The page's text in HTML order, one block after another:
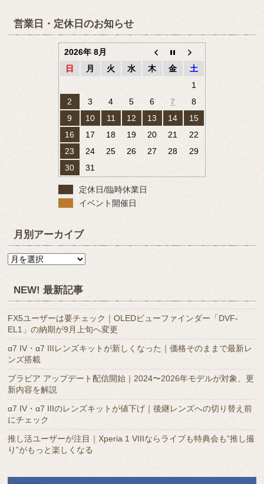
営業日・定休日のお知らせ
2026年 8月
日
月 火 水 木 金
土
1
2
3 4 5 6 7
8
9
10 11 12 13 14
15
16
17 18 19 20 21
22
23
24 25 26 27 28
29
30
31
定休日/臨時休業日
イベント開催日
月別アーカイブ
月
ー
カ
イ
ブ
NEW! 最新記事
FX5ユーザーは要チェック｜OLEDビューファインダー「DVF-
EL1」の納期が9月上旬へ変更
α7 IV・α7 IIIレンズキットが新しくなった｜価格そのままで最新レ
ンズ搭載
ブラビア アップデート配信開始｜2024〜2026年モデルが対象、更
新内容を解説
α7 IV・α7 IIIのレンズキットが値下げ｜後継レンズへの切り替え前
にチェック
推し活ユーザーが注目｜Xperia 1 VIIIならライブも特典会も”推し撮
り”がもっと楽しくなる